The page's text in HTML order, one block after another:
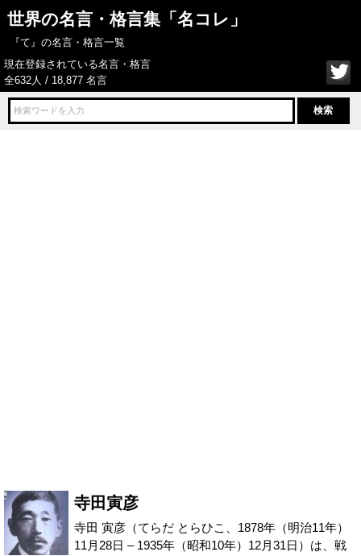
世界の名言・格言集「名コレ」
『て』の名言・格言一覧
現在登録されている名言・格言
全632人 / 18,877 名言
寺田寅彦
寺田 寅彦（てらだ とらひこ、1878年（明治11年）
11月28日 – 1935年（昭和10年）12月31日）は、戦